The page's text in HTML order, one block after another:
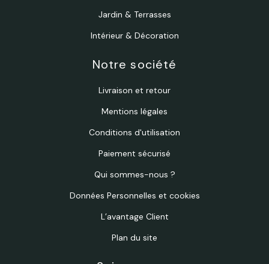
Jardin & Terrasses
Intérieur & Décoration
Notre société
Livraison et retour
Mentions légales
Conditions d'utilisation
Paiement sécurisé
Qui sommes-nous ?
Données Personnelles et cookies
L’avantage Client
Plan du site